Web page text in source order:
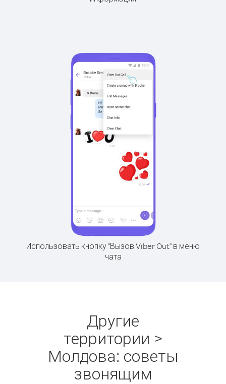
Использовать кнопку "Вызов Viber Out" в меню
чата
Другие
территории >
Молдова: советы
звонящим